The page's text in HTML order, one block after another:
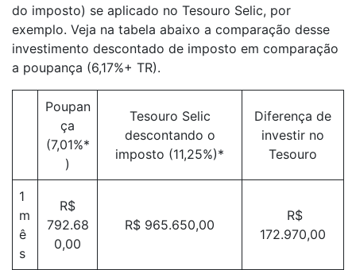
do imposto) se aplicado no Tesouro Selic, por
exemplo. Veja na tabela abaixo a comparação desse
investimento descontado de imposto em comparação
a poupança (6,17%+ TR).
Poupan
ça
(7,01%*
)
Tesouro Selic
descontando o
imposto (11,25%)*
Diferença de
investir no
Tesouro
1
m
ê
s
R$
792.68
0,00
R$ 965.650,00
R$
172.970,00